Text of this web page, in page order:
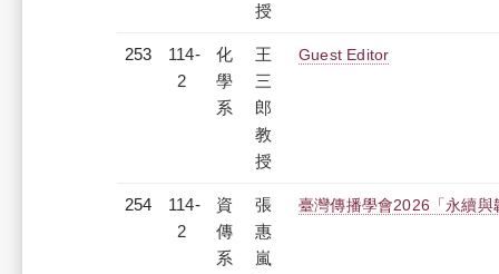
授
253
114-
2
化
學
系
王
三
郎
教
授
Guest Editor
254
114-
2
資
傳
系
張
惠
嵐
臺灣傳播學會2026「永續